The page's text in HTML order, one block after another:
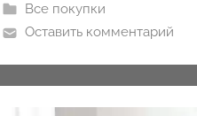
o
Все покупки
Оставить комментарий